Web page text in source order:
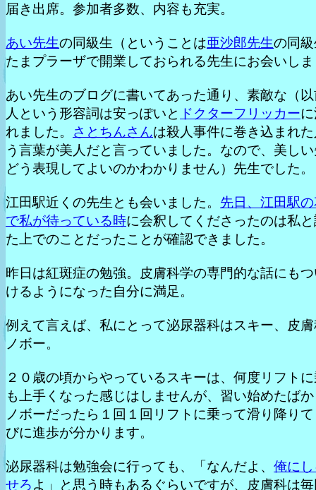
届き出席。参加者多数、内容も充実。
あい先生の同級生（ということは亜沙郎先生の同
たまプラーザで開業しておられる先生にお会いし
あい先生のブログに書いてあった通り、素敵な（
人という形容詞は安っぽいと ドクターフリッカー
れました。 さとちんさんは殺人事件に巻き込まれ
う言葉が美人だと言っていました。なので、美し
どう表現してよいのかわかりません）先生でした。
江田駅近くの先生とも会いました。 先日、江田駅
で私が待っている時に会釈してくださったのは私
た上でのことだったことが確認できました。
昨日は紅斑症の勉強。皮膚科学の専門的な話にも
けるようになった自分に満足。
例えて言えば、私にとって泌尿器科はスキー、皮
ノボー。
２０歳の頃からやっているスキーは、何度リフト
も上手くなった感じはしませんが、習い始めたば
ノボーだったら１回１回リフトに乗って滑り降り
びに進歩が分かります。
泌尿器科は勉強会に行っても、「なんだよ、 俺に
せろよ」と思う時もあるぐらいですが、皮膚科は